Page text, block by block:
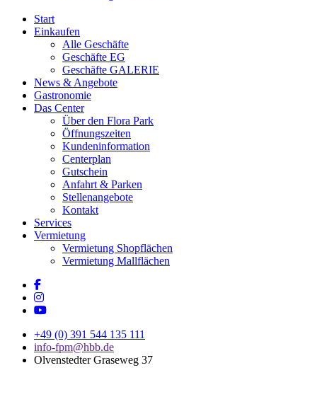
Start
Einkaufen
Alle Geschäfte
Geschäfte EG
Geschäfte GALERIE
News & Angebote
Gastronomie
Das Center
Über den Flora Park
Öffnungszeiten
Kundeninformation
Centerplan
Gutschein
Anfahrt & Parken
Stellenangebote
Kontakt
Services
Vermietung
Vermietung Shopflächen
Vermietung Mallflächen
+49 (0) 391 544 135 111
info-fpm@hbb.de
Olvenstedter Graseweg 37